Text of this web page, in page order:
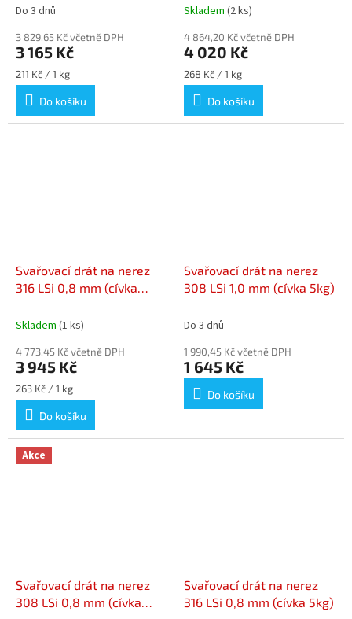
Do 3 dnů
3 829,65 Kč včetně DPH
3 165 Kč
Měrná
cena:
211 Kč / 1 kg
Do košíku
Skladem (2 ks)
4 864,20 Kč včetně DPH
4 020 Kč
Měrná
cena:
268 Kč / 1 kg
Do košíku
Svařovací drát na nerez
316 LSi 0,8 mm (cívka
Skladem (1 ks)
4 773,45 Kč včetně DPH
3 945 Kč
Měrná
cena:
263 Kč / 1 kg
Do košíku
Svařovací drát na nerez
308 LSi 1,0 mm (cívka 5kg)
Do 3 dnů
1 990,45 Kč včetně DPH
1 645 Kč
Do košíku
Akce
Svařovací drát na nerez
308 LSi 0,8 mm (cívka
Svařovací drát na nerez
316 LSi 0,8 mm (cívka 5kg)